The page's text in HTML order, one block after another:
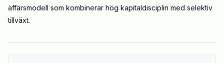
affärsmodell som kombinerar hög kapitaldisciplin med selektiv
tillväxt.